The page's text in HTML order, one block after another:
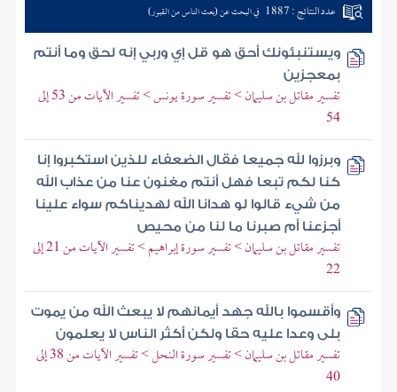
عدد النتائج : 1887 في البحث عن (بعث الناس من القبور)
ويستنبئونك أحق هو قل إي وربي إنه لحق وما أنتم
بمعجزين
تفسير مقاتل بن سليمان > تفسير سورة يونس > تفسير الآيات من 53 إلى
54
وبرزوا لله جميعا فقال الضعفاء للذين استكبروا إنا
كنا لكم تبعا فهل أنتم مغنون عنا من عذاب الله
من شيء قالوا لو هدانا الله لهديناكم سواء علينا
أجزعنا أم صبرنا ما لنا من محيص
تفسير مقاتل بن سليمان > تفسير سورة إبراهيم > تفسير الآيات من 21 إلى
22
وأقسموا بالله جهد أيمانهم لا يبعث الله من يموت
بلى وعدا عليه حقا ولكن أكثر الناس لا يعلمون
تفسير مقاتل بن سليمان > تفسير سورة النحل > تفسير الآيات من 38 إلى
40